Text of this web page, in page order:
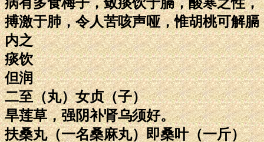
搏激于肺，令人苦咳声哑，惟胡桃可解膈
内之
痰饮
但润
二至（丸）女贞（子）
旱莲草，强阴补肾乌须好。
扶桑丸（一名桑麻丸）即桑叶（一斤）